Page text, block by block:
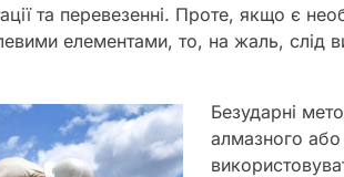
та перевезенні. Проте, якщо є
елементами, то, на жаль, слід
Безударні
алмазного або